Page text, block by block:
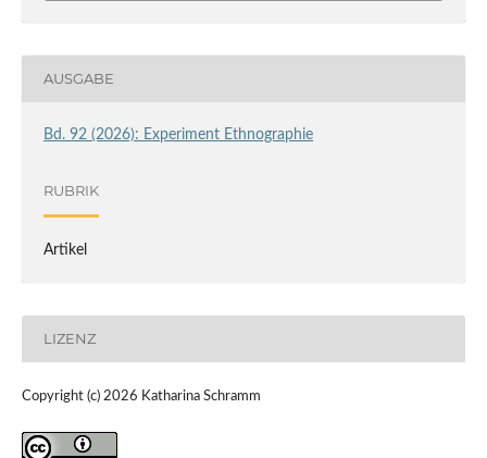
AUSGABE
Bd. 92 (2026): Experiment Ethnographie
RUBRIK
Artikel
LIZENZ
Copyright (c) 2026 Katharina Schramm